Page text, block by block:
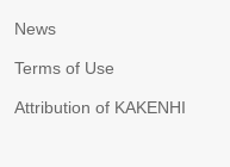
News
Terms of Use
Attribution of KAKENHI